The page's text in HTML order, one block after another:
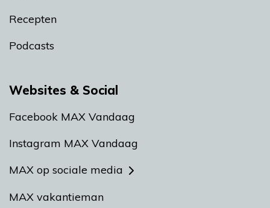
Recepten
Podcasts
Websites & Social
Facebook MAX Vandaag
Instagram MAX Vandaag
MAX op sociale media
MAX vakantieman